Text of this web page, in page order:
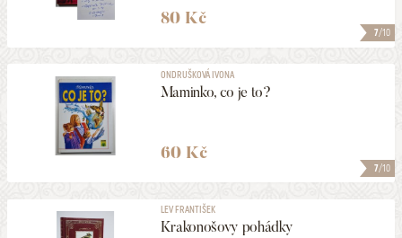
7/10
80 Kč
7/10
ONDRUŠKOVÁ IVONA
Maminko, co je to?
60 Kč
LEV FRANTIŠEK
Krakonošovy pohádky